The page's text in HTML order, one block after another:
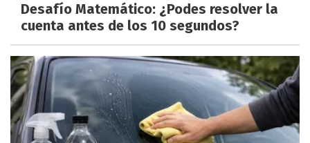
Desafío Matemático: ¿Podes resolver la
cuenta antes de los 10 segundos?